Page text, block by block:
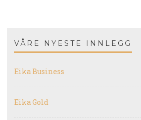
VÅRE NYESTE INNLEGG
Eika Business
Eika Gold